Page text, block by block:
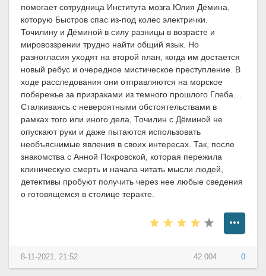
помогает сотрудница Института мозга Юлия Дёмина,
которую Быстров спас из-под колес электрички.
Точилину и Дёминой в силу разницы в возрасте и
мировоззрении трудно найти общий язык. Но
разногласия уходят на второй план, когда им достается
новый ребус и очередное мистическое преступление. В
ходе расследования они отправляются на морское
побережье за призраками из темного прошлого Глеба…
Сталкиваясь с невероятными обстоятельствами в
рамках того или иного дела, Точилин с Дёминой не
опускают руки и даже пытаются использовать
необъяснимые явления в своих интересах. Так, после
знакомства с Анной Покровской, которая пережила
клиническую смерть и начала читать мысли людей,
детективы пробуют получить через нее любые сведения
о готовящемся в столице теракте.
42 004 0
8-11-2021, 21:52